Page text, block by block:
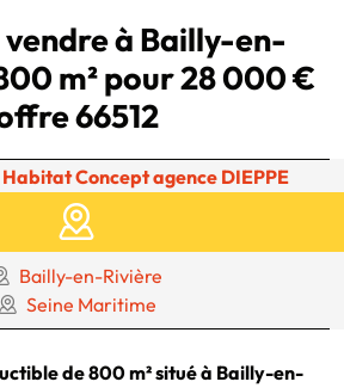
à Bailly-en-
m² pour 28 000 €
66512
Habitat Concept agence DIEPPE
Bailly-en-Rivière
Seine Maritime
de 800 m² situé à Bailly-en-